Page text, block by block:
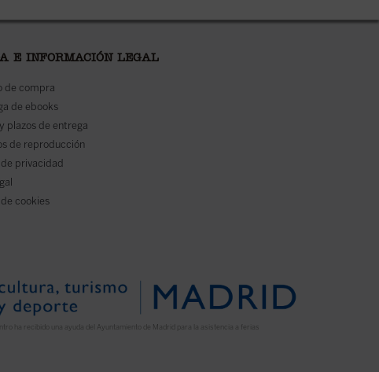
E INFORMACIÓN LEGAL
de compra
de ebooks
plazos de entrega
de reproducción
privacidad
cookies
ha recibido una ayuda del Ayuntamiento de Madrid para la asistencia a ferias